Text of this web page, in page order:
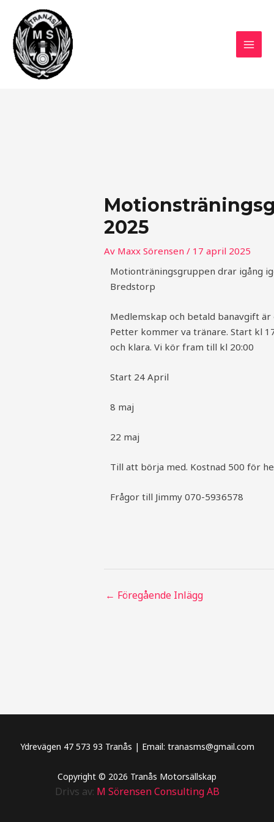
innehåll
2025
Av Maxx Sörensen / 17 april 2025
Motionträningsgruppen drar igång
Bredstorp
Medlemskap och betald banavgift är
Petter kommer va tränare. Start kl
och klara. Vi kör fram till kl 20:00
Start 24 April
8 maj
22 maj
Till att börja med. Kostnad 500 för
Frågor till Jimmy 070-5936578
← Föregående Inlägg
Ydrevägen 47 573 93 Tranås | Email: tranasms@gmail.com
Copyright © 2026 Tranås Motorsällskap
Drivs av: M Sörensen Consulting AB